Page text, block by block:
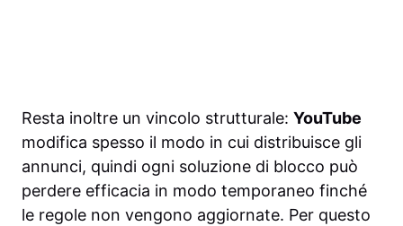
Resta inoltre un vincolo strutturale: YouTube
modifica spesso il modo in cui distribuisce gli
annunci, quindi ogni soluzione di blocco può
perdere efficacia in modo temporaneo finché
le regole non vengono aggiornate. Per questo